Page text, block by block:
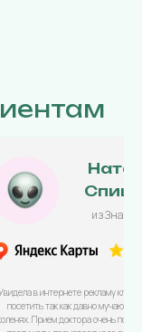
из
в интернете рекламу
посетить так как давно мучаюсь
Прием доктора очень